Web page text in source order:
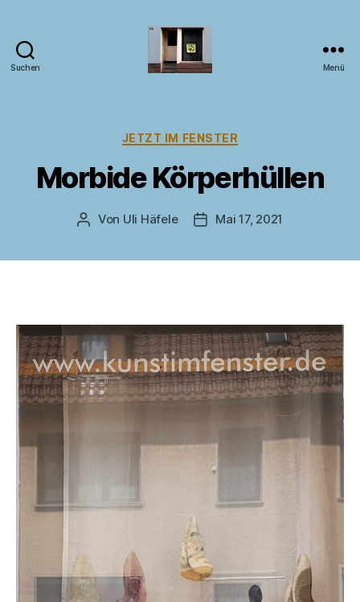
Suchen Menü
Kategorien
JETZT IM FENSTER
Morbide Körperhüllen
Beitragsautor
Von Uli Häfele Veröffentlichungsdatum
Mai 17, 2021